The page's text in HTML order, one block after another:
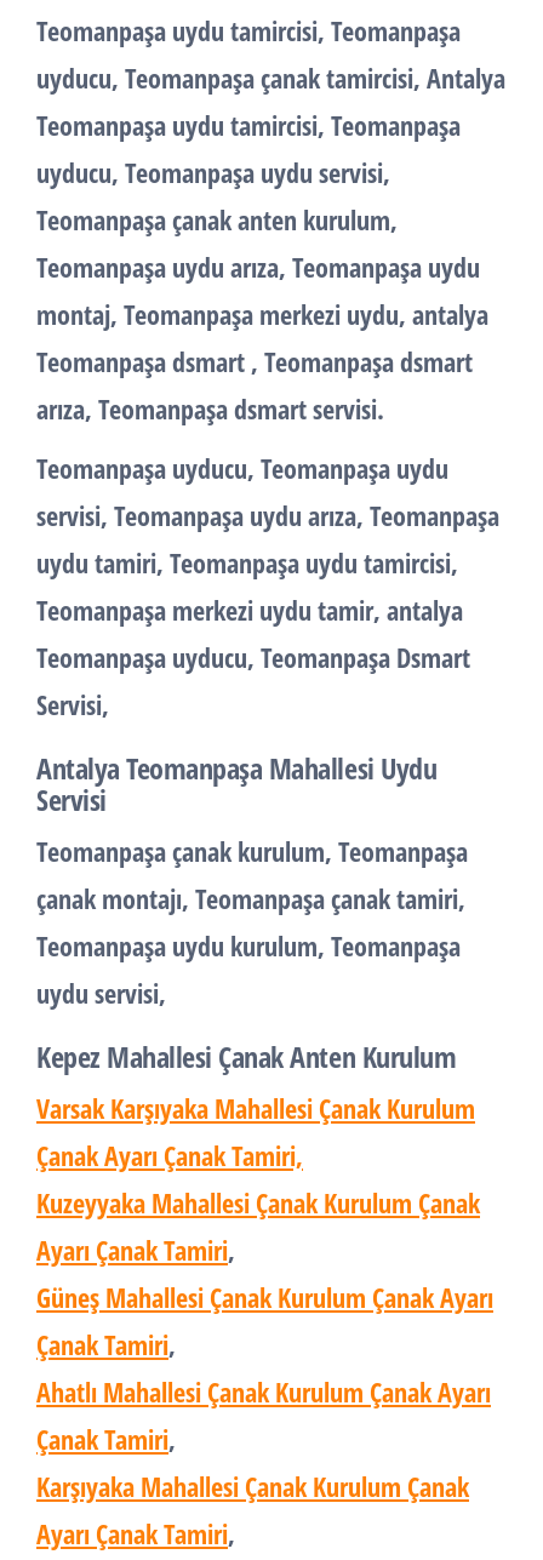
Teomanpaşa uydu tamircisi, Teomanpaşa
uyducu, Teomanpaşa çanak tamircisi, Antalya
Teomanpaşa uydu tamircisi, Teomanpaşa
uyducu, Teomanpaşa uydu servisi,
Teomanpaşa çanak anten kurulum,
Teomanpaşa uydu arıza, Teomanpaşa uydu
montaj, Teomanpaşa merkezi uydu, antalya
Teomanpaşa dsmart , Teomanpaşa dsmart
arıza, Teomanpaşa dsmart servisi.
Teomanpaşa uyducu, Teomanpaşa uydu
servisi, Teomanpaşa uydu arıza, Teomanpaşa
uydu tamiri, Teomanpaşa uydu tamircisi,
Teomanpaşa merkezi uydu tamir, antalya
Teomanpaşa uyducu, Teomanpaşa Dsmart
Servisi,
Antalya Teomanpaşa Mahallesi Uydu
Servisi
Teomanpaşa çanak kurulum, Teomanpaşa
çanak montajı, Teomanpaşa çanak tamiri,
Teomanpaşa uydu kurulum, Teomanpaşa
uydu servisi,
Kepez Mahallesi Çanak Anten Kurulum
Varsak Karşıyaka Mahallesi Çanak Kurulum
Çanak Ayarı Çanak Tamiri,
Kuzeyyaka Mahallesi Çanak Kurulum Çanak
Ayarı Çanak Tamiri,
Güneş Mahallesi Çanak Kurulum Çanak Ayarı
Çanak Tamiri,
Ahatlı Mahallesi Çanak Kurulum Çanak Ayarı
Çanak Tamiri,
Karşıyaka Mahallesi Çanak Kurulum Çanak
Ayarı Çanak Tamiri,